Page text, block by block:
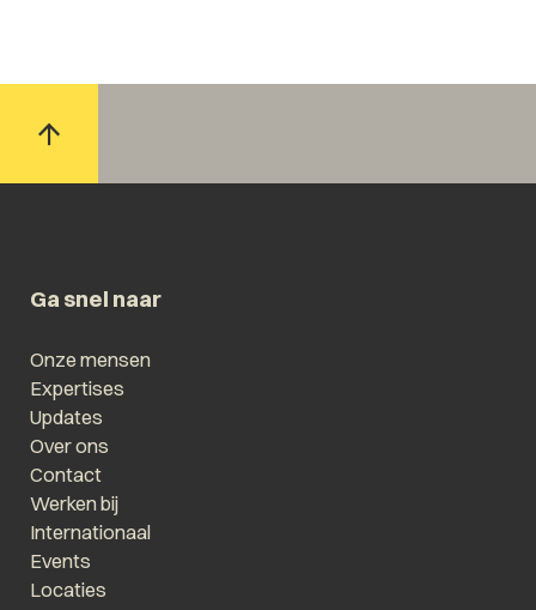
Ga snel naar
Onze mensen
Expertises
Updates
Over ons
Contact
Werken bij
Internationaal
Events
Locaties